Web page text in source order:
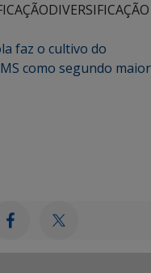
DIVERSIFICAÇÃO
faz o cultivo do
como segundo maior